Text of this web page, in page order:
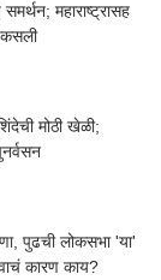
महाराष्ट्रासह
कसली
मोठी खेळी;
पुढची लोकसभा 'या'
कारण काय?